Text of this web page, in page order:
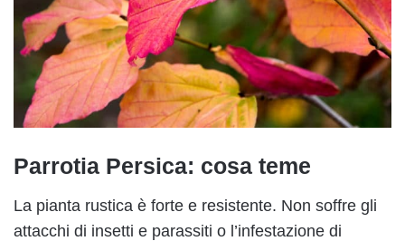
Parrotia Persica: cosa teme
La pianta rustica è forte e resistente. Non soffre gli
attacchi di insetti e parassiti o l’infestazione di